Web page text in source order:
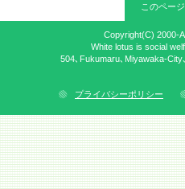
このペー
Copyright(C) 2000-
White lotus is social
504､Fukumaru､Miyawaka-
プライバシーポリシー